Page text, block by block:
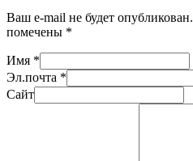
Ваш e-mail не будет опубликован.
помечены *
Имя *
Эл.почта *
Сайт